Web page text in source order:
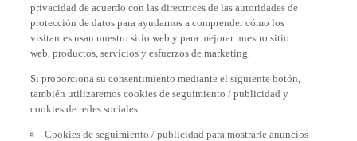
privacidad de acuerdo con las directrices de las autoridades de
protección de datos para ayudarnos a comprender cómo los
visitantes usan nuestro sitio web y para mejorar nuestro sitio
web, productos, servicios y esfuerzos de marketing.
Si proporciona su consentimiento mediante el siguiente botón,
también utilizaremos cookies de seguimiento / publicidad y
cookies de redes sociales:
Cookies de seguimiento / publicidad para mostrarle anuncios